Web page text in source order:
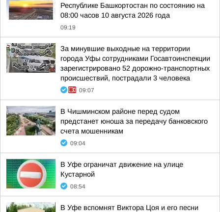
Республике Башкортостан по состоянию на
08:00 часов 10 августа 2026 года
09:19
За минувшие выходные на территории
города Уфы сотрудниками Госавтоинспекции
зарегистрировано 52 дорожно-транспортных
происшествий, пострадали 3 человека
09:07
В Чишминском районе перед судом
предстанет юноша за передачу банковского
счета мошенникам
09:04
В Уфе ограничат движение на улице
Кустарной
08:54
В Уфе вспомнят Виктора Цоя и его песни